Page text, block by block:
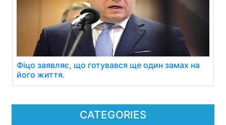
CATEGORIES
Фіцо заявляє, що готувався ще один замах на
його життя.